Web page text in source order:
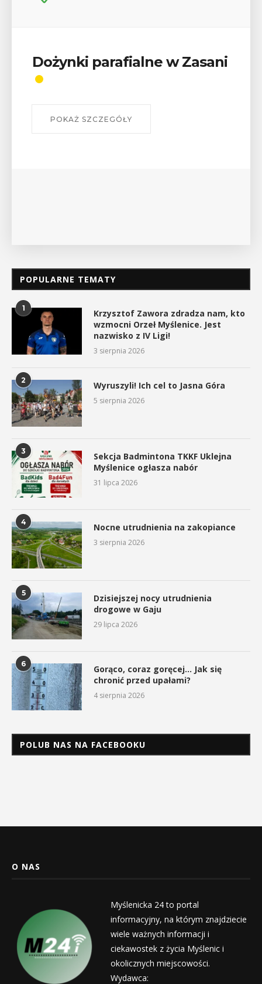
Wykład „Jak zdobyć
odznaki na myślenickich
W środę 12 sierpnia o godz. 17 w Miejskiej
POPULARNE TEMATY
1
Krzysztof Zawora zdradza nam, kto
wzmocni Orzeł Myślenice. Jest
nazwisko z IV Ligi!
3 sierpnia 2026
2 Wyruszyli! Ich cel to Jasna Góra
5 sierpnia 2026
3
Sekcja Badmintona TKKF Uklejna
Myślenice ogłasza nabór
31 lipca 2026
4 Nocne utrudnienia na zakopiance
3 sierpnia 2026
5
Dzisiejszej nocy utrudnienia
drogowe w Gaju
29 lipca 2026
6
Gorąco, coraz goręcej… Jak się
chronić przed upałami?
4 sierpnia 2026
POLUB NAS NA FACEBOOKU
O NAS
Myślenicka 24 to portal
informacyjny, na którym znajdziecie
wiele ważnych informacji i
ciekawostek z życia Myślenic i
okolicznych miejscowości.
Wydawca: